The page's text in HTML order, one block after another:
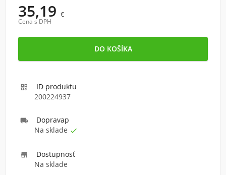
35,19 €
Cena s DPH

ID produktu
200224937
 Dopravap
Na sklade 

Dostupnosť
Na sklade